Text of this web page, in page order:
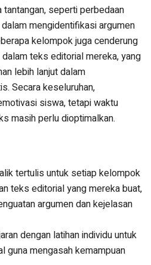
seperti perbedaan
mengidentifikasi argumen
kelompok juga cenderung
teks editorial mereka, yang
lebih lanjut dalam
Secara keseluruhan,
siswa, tetapi waktu
masih perlu dioptimalkan.
tertulis untuk setiap kelompok
teks editorial yang mereka buat,
argumen dan kejelasan
dengan latihan individu untuk
guna mengasah kemampuan